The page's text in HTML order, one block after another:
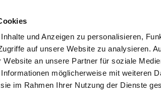
und Anzeigen zu personalisieren,
auf unsere Website zu analysieren.
an unsere Partner für soziale
möglicherweise mit weiteren
im Rahmen Ihrer Nutzung der Dienste